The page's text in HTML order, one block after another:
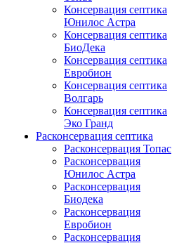
Консервация септика
Юнилос Астра
Консервация септика
БиоДека
Консервация септика
Евробион
Консервация септика
Волгарь
Консервация септика
Эко Гранд
Расконсервация септика
Расконсервация Топас
Расконсервация
Юнилос Астра
Расконсервация
Биодека
Расконсервация
Евробион
Расконсервация